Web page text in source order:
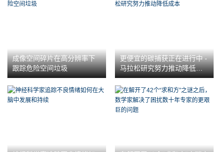
成像空间碎片在高分辨率下
跟踪危险空间垃圾
更便宜的碳捕获正在进行中 -
马拉松研究努力推动降低成
本